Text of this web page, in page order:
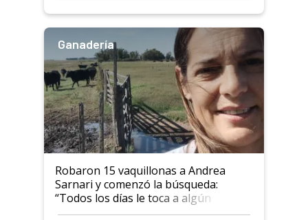
Ganadería
Robaron 15 vaquillonas a Andrea
Sarnari y comenzó la búsqueda:
“Todos los días le toca a algún
productor”